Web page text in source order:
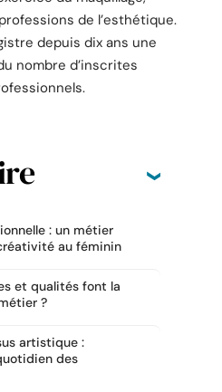
de l’esthétique.
depuis dix ans une
nombre d’inscrites
: un métier
au féminin
et qualités font la
?
artistique :
des